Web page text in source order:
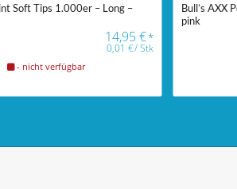
Soft Tips 1.000er – Long –
14,95€*
0,01€/Stk
- nicht verfügbar
Bull’s AXX
pink